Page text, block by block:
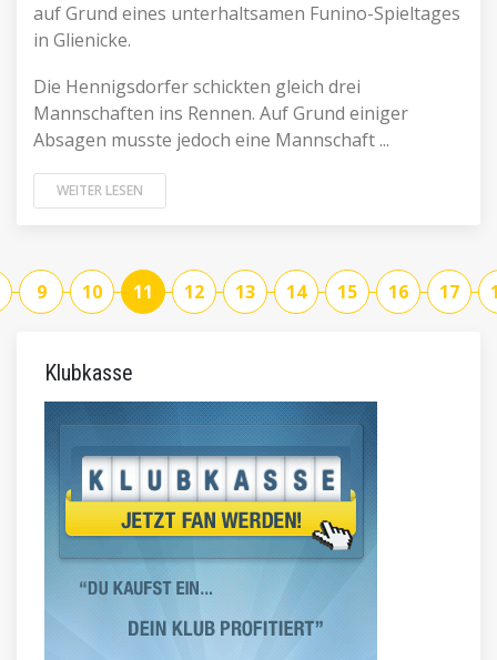
auf Grund eines unterhaltsamen Funino-Spieltages
in Glienicke.
Die Hennigsdorfer schickten gleich drei
Mannschaften ins Rennen. Auf Grund einiger
Absagen musste jedoch eine Mannschaft ...
WEITER LESEN
9 10 11 12 13 14 15 16 17
Klubkasse